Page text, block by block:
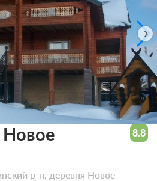
Новое
р-н, деревня Новое
8.8